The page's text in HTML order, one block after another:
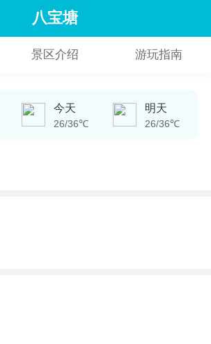
八宝塘
景区介绍 游玩指南
今天
26/36℃
明天
26/36℃